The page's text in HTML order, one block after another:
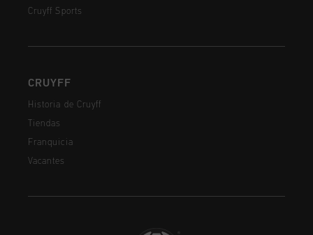
Cruyff Sports
CRUYFF
Historia de Cruyff
Tiendas
Franquicia
Vacantes